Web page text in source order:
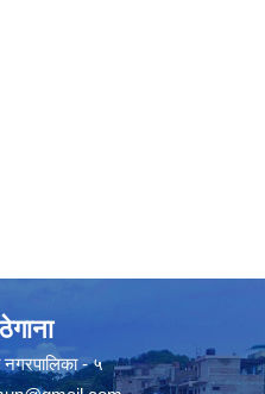
नगरपालिका - ५